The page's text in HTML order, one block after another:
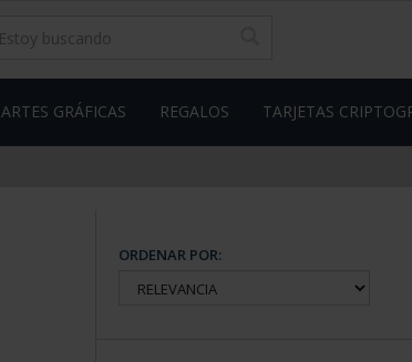
ARTES GRÁFICAS REGALOS TARJETAS
ORDENAR POR: